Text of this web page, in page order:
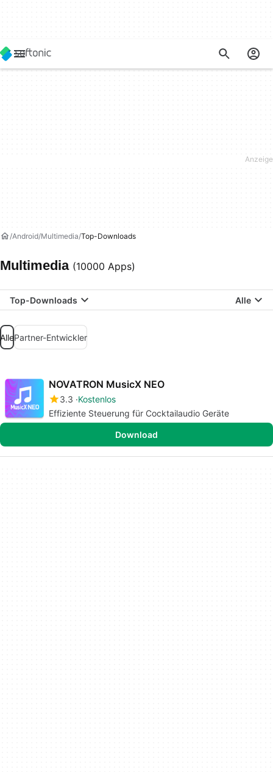
Android Multimedia Top-Downloads
Multimedia (10000 Apps)
Top-Downloads Alle
AllePartner-Entwickler
NOVATRON MusicX NEO
3.3 Kostenlos
Effiziente Steuerung für Cocktailaudio Geräte
Download